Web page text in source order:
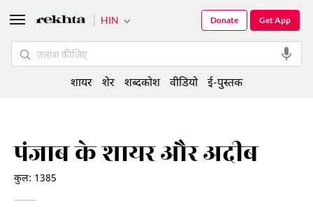
पंजाब के शायर और अदीब
कुल: 1385
HIN Get App
Donate
शायर शेर शब्दकोश वीडियो ई-पुस्तक